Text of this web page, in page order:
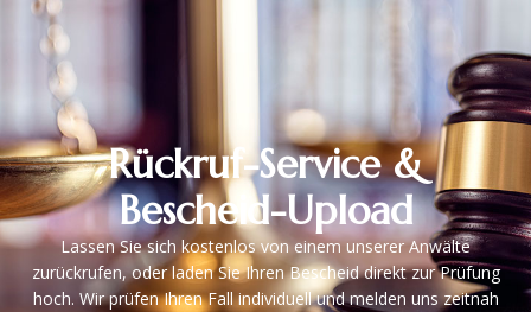
Rückruf-Service &
Bescheid-Upload
Lassen Sie sich kostenlos von einem unserer Anwälte
zurückrufen, oder laden Sie Ihren Bescheid direkt zur Prüfung
hoch. Wir prüfen Ihren Fall individuell und melden uns zeitnah